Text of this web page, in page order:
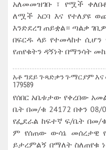
አለመመዝገቡ ፣ የሟች
ለሟች አርባ እና የተለያዩ
እንድደረግ ጠይቋል። ጣልቃ
በፍርዱ ላይ የተመላከተ
የጠየቁትን ዳኝነት በማንሳት
አቶ ግደይ ገ-ጻድቃን ገ-ማርያም
179589
የሰበር አቤቱታው የቀረበው
ቤት በመ/ቁ 24172 በቀን
የፌደራል ከፍተኛ ፍ/ቤት በመ/ቁ
ም የሰጠው ውሳኔ መሰረታዊ
ይታረምልኝ በማለት ስለጠየቁ